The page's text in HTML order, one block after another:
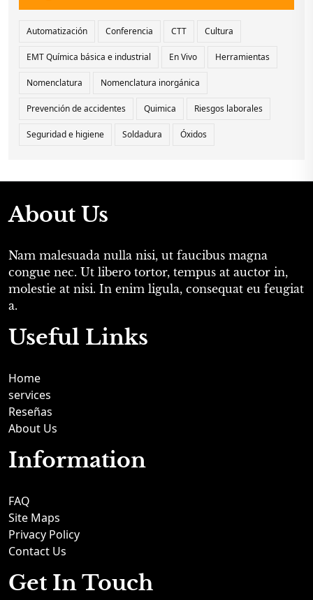
Automatización Conferencia CTT Cultura
EMT Química básica e industrial En Vivo Herramientas
Nomenclatura Nomenclatura inorgánica
Prevención de accidentes Quimica Riesgos laborales
Seguridad e higiene Soldadura Óxidos
About Us
Nam malesuada nulla nisi, ut faucibus magna
congue nec. Ut libero tortor, tempus at auctor in,
molestie at nisi. In enim ligula, consequat eu feugiat
a.
Useful Links
Home
services
Reseñas
About Us
Information
FAQ
Site Maps
Privacy Policy
Contact Us
Get In Touch